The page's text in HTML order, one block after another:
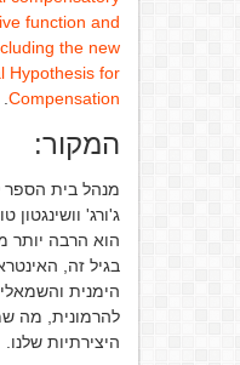
function and
the new
Hypothesis for
Compensation
המקור:
מנהל בית הספר
ג'ורג'
הוא הרבה יותר
בגיל זה,
הימנית
להרמונית, מה
היצירתיות שלנו.